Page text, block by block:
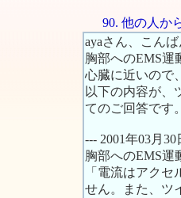
90. 他の人か
ayaさん、こんば
胸部へのEMS運
心臓に近いので
以下の内容が、
てのご回答です。
--- 2001年03月
胸部へのEMS運
「電流はアク
せん。また、ツ